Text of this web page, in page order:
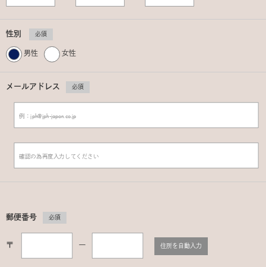
性別 必須
男性 女性
メールアドレス 必須
郵便番号 必須
〒 ー 住所を自動入力